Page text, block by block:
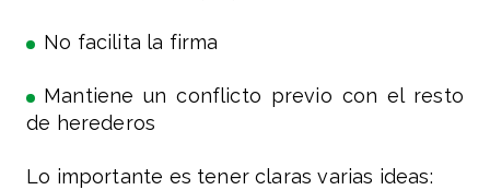
No facilita la firma
Mantiene un conflicto previo con el resto
de herederos
Lo importante es tener claras varias ideas: